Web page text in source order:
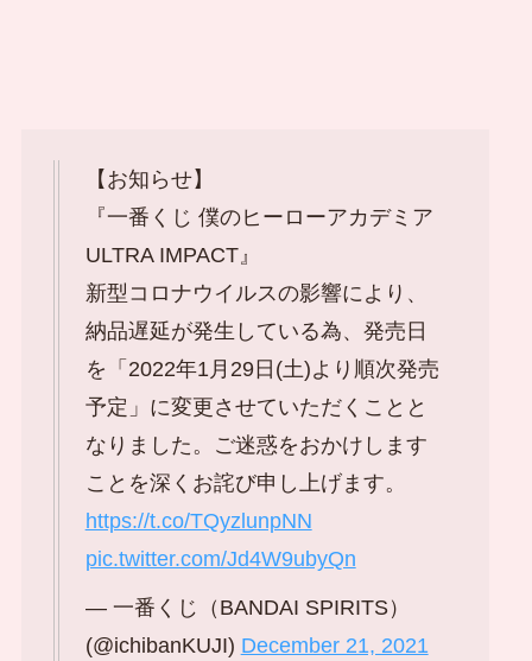
【お知らせ】
『一番くじ 僕のヒーローアカデミア
ULTRA IMPACT』
新型コロナウイルスの影響により、
納品遅延が発生している為、発売日
を「2022年1月29日(土)より順次発売
予定」に変更させていただくことと
なりました。ご迷惑をおかけします
ことを深くお詫び申し上げます。
https://t.co/TQyzlunpNN
pic.twitter.com/Jd4W9ubyQn
— 一番くじ（BANDAI SPIRITS）
(@ichibanKUJI) December 21, 2021